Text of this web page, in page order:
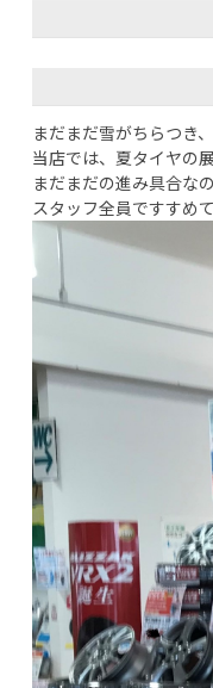
まだまだ雪がちらつき
当店では、夏タイヤの
まだまだの進み具合な
スタッフ全員ですすめて